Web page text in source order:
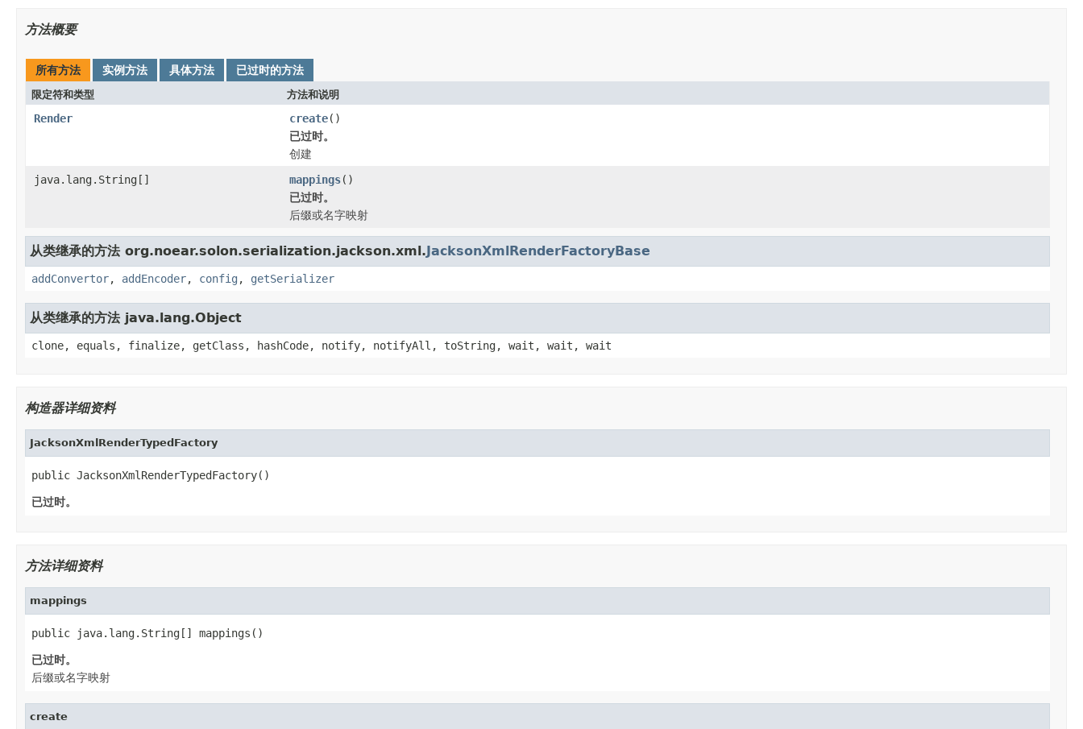
方法概要
所有方法 实例方法 具体方法 已过时的方法
限定符和类型 方法和说明
Render create()
已过时。
创建
java.lang.String[]
mappings()
已过时。
后缀或名字映射
从类继承的方法 org.noear.solon.serialization.jackson.xml.JacksonXmlRenderFactoryBase
addConvertor, addEncoder, config , getSerializer
从类继承的方法 java.lang.Object
clone, equals, finalize, getClass, hashCode, notify, notifyAll, toString, wait, wait, wait
构造器详细资料
JacksonXmlRenderTypedFactory
public JacksonXmlRenderTypedFactory()
已过时。
方法详细资料
mappings
public java.lang.String[] mappings()
已过时。
后缀或名字映射
create